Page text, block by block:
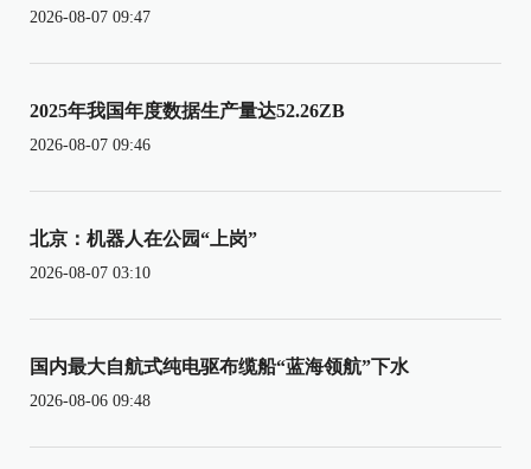
2026-08-07 09:47
2025年我国年度数据生产量达52.26ZB
2026-08-07 09:46
北京：机器人在公园“上岗”
2026-08-07 03:10
国内最大自航式纯电驱布缆船“蓝海领航”下水
2026-08-06 09:48